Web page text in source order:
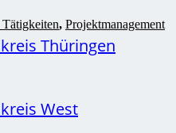
Thüringen
West
, Projektmanagement